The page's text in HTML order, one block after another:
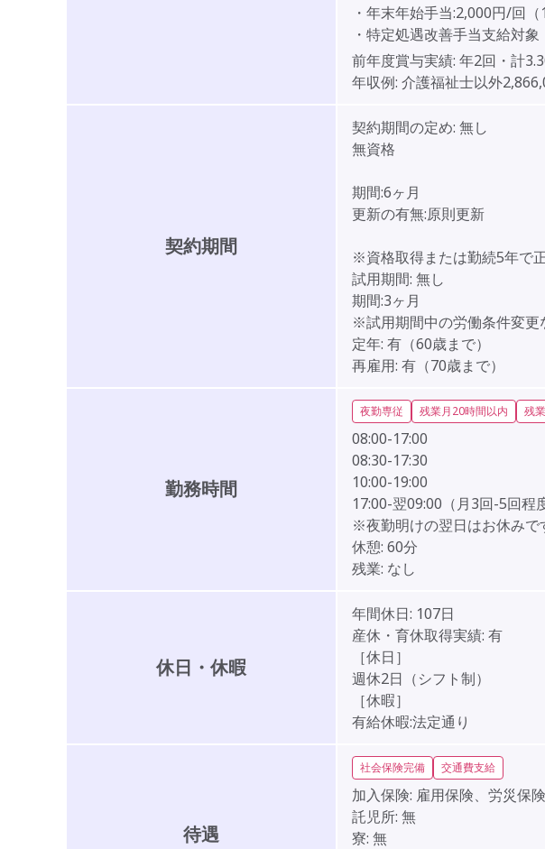
・年末年始手当:2,000円/回（
・特定処遇改善手当支給対象
前年度賞与実績: 年2回・計
年収例: 介護福祉士以外
契約期間
契約期間の定め: 無し
無資格
期間:6ヶ月
更新の有無:原則更新
※資格取得または勤続5年で
試用期間: 無し
期間:3ヶ月
※試用期間中の労働条件変更
定年: 有（60歳まで）
再雇用: 有（70歳まで）
勤務時間
夜勤専従 残業月20時間以内 残
08:00-17:00
08:30-17:30
10:00-19:00
17:00-翌09:00（月3回-5回程
※夜勤明けの翌日はお休みで
休憩: 60分
残業: なし
休日・休暇
年間休日: 107日
産休・育休取得実績: 有
［休日］
週休2日（シフト制）
［休暇］
有給休暇:法定通り
待遇
社会保険完備 交通費支給
加入保険: 雇用保険、労災保
託児所: 無
寮: 無